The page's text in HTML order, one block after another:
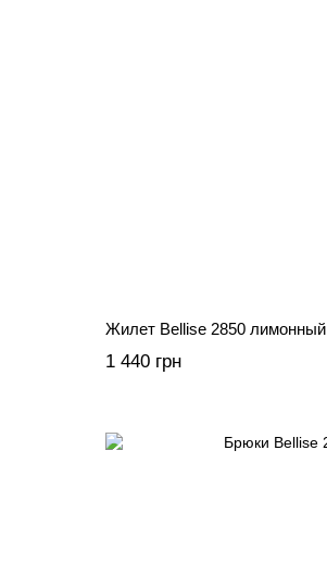
Жилет Bellise 2850 лимонный
1 440 грн